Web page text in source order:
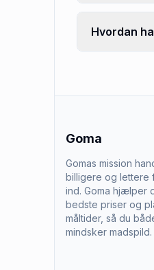
Hvordan
Goma
Gomas mission
billigere og lettere
ind. Goma hjælper
bedste priser og
måltider, så du
mindsker madspild.